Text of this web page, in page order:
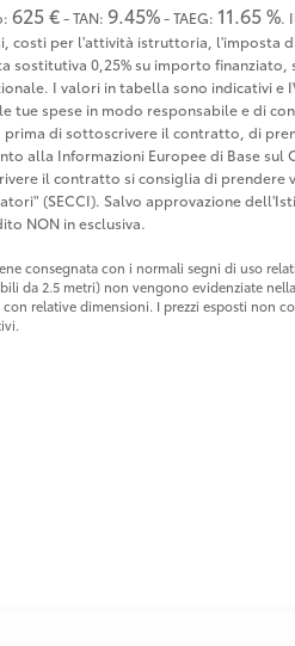
625 €- TAN: 9.45%- TAEG: 11.65 %.
costi per l'attività istruttoria, l'imposta
sostitutiva 0,25% su importo
I valori in tabella sono indicativi e
tue spese in modo responsabile e di
prima di sottoscrivere il contratto, di
alla Informazioni Europee di Base
il contratto si consiglia di prendere
(SECCI). Salvo approvazione
NON in esclusiva.
consegnata con i normali segni di uso
da 2.5 metri) non vengono evidenziate
relative dimensioni. I prezzi esposti non